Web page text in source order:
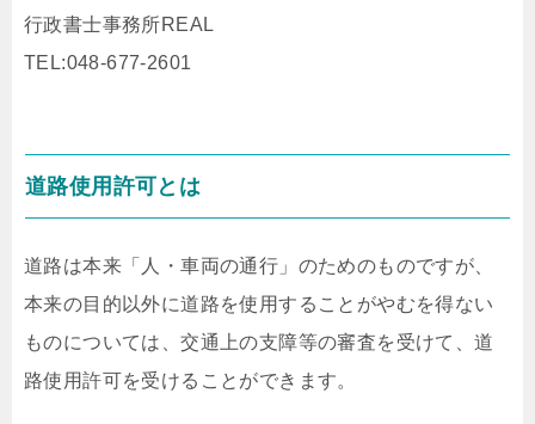
行政書士事務所REAL
TEL:048-677-2601
道路使用許可とは
道路は本来「人・車両の通行」のためのものですが、
本来の目的以外に道路を使用することがやむを得ない
ものについては、交通上の支障等の審査を受けて、道
路使用許可を受けることができます。